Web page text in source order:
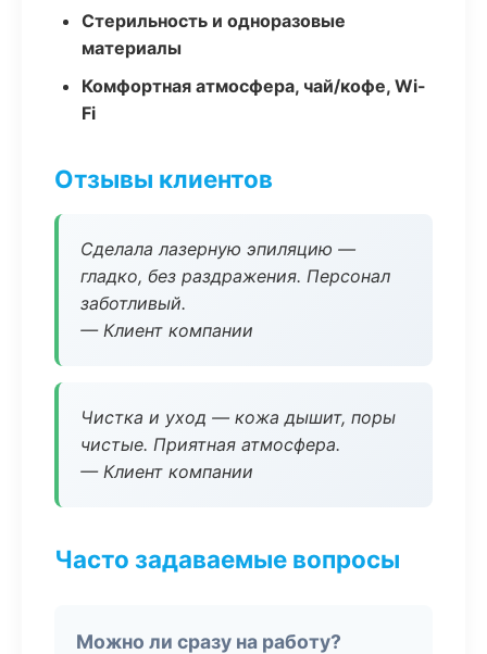
Стерильность и одноразовые
материалы
Комфортная атмосфера, чай/кофе, Wi-
Fi
Отзывы клиентов
Сделала лазерную эпиляцию —
гладко, без раздражения. Персонал
заботливый.
— Клиент компании
Чистка и уход — кожа дышит, поры
чистые. Приятная атмосфера.
— Клиент компании
Часто задаваемые вопросы
Можно ли сразу на работу?